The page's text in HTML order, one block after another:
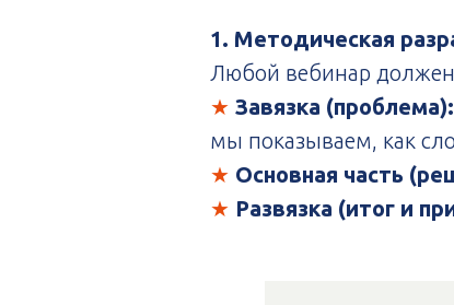
1. Методическая
Любой вебинар должен
★ Завязка (проблема):
мы показываем, как
★ Основная часть
★ Развязка (итог и